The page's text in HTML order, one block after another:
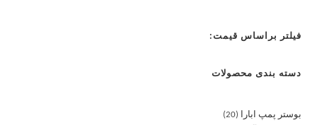
فیلتر براساس قیمت:
دسته بندی محصولات
بوستر پمپ ابارا
20